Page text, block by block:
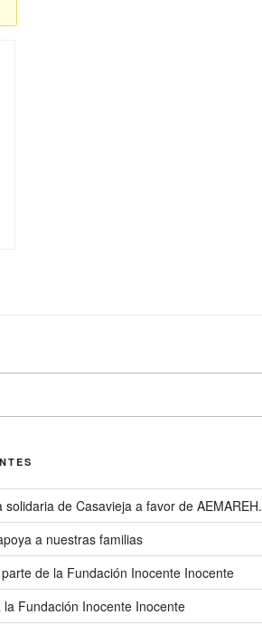
de Casavieja a favor de AEMAREH.
a nuestras familias
de la Fundación Inocente Inocente
la Fundación Inocente Inocente